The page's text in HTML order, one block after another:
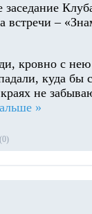
встречи –
кровно с
куда бы
не
»